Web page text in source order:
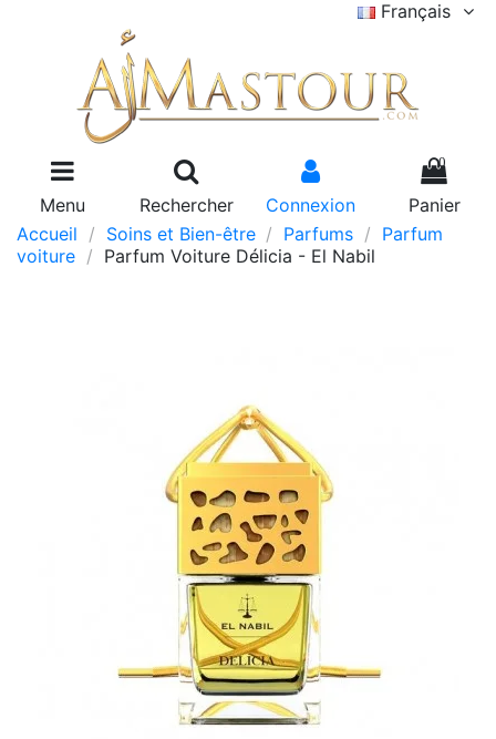
Français
Menu Rechercher Connexion
0
Panier
Accueil
Soins et Bien-être Parfums
Parfum
voiture
Parfum Voiture Délicia - El Nabil